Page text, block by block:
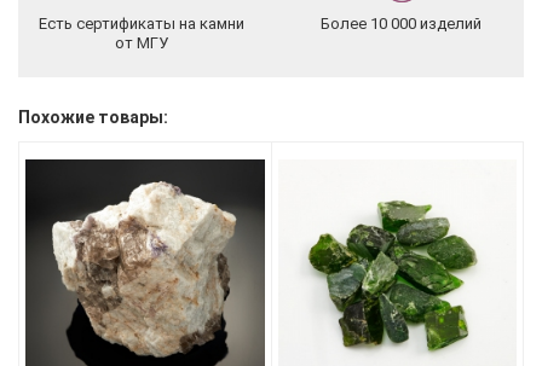
Есть сертификаты на камни
от МГУ
Более 10 000 изделий
Похожие товары: